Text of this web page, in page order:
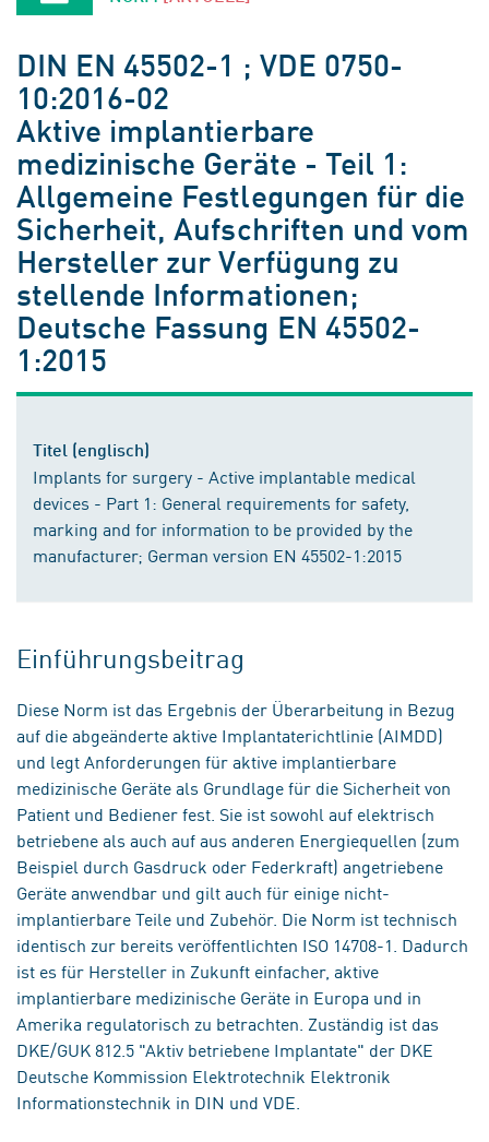
DIN EN 45502-1 ; VDE 0750-
10:2016-02
Aktive implantierbare
medizinische Geräte - Teil 1:
Allgemeine Festlegungen für die
Sicherheit, Aufschriften und vom
Hersteller zur Verfügung zu
stellende Informationen;
Deutsche Fassung EN 45502-
1:2015
Titel (englisch)
Implants for surgery - Active implantable medical
devices - Part 1: General requirements for safety,
marking and for information to be provided by the
manufacturer; German version EN 45502-1:2015
Einführungsbeitrag
Diese Norm ist das Ergebnis der Überarbeitung in Bezug
auf die abgeänderte aktive Implantaterichtlinie (AIMDD)
und legt Anforderungen für aktive implantierbare
medizinische Geräte als Grundlage für die Sicherheit von
Patient und Bediener fest. Sie ist sowohl auf elektrisch
betriebene als auch auf aus anderen Energiequellen (zum
Beispiel durch Gasdruck oder Federkraft) angetriebene
Geräte anwendbar und gilt auch für einige nicht-
implantierbare Teile und Zubehör. Die Norm ist technisch
identisch zur bereits veröffentlichten ISO 14708-1. Dadurch
ist es für Hersteller in Zukunft einfacher, aktive
implantierbare medizinische Geräte in Europa und in
Amerika regulatorisch zu betrachten. Zuständig ist das
DKE/GUK 812.5 "Aktiv betriebene Implantate" der DKE
Deutsche Kommission Elektrotechnik Elektronik
Informationstechnik in DIN und VDE.